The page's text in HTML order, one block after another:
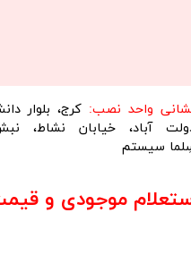
واحد نصب: کرج، بلوار
سیستم​​​​​​​
موجودی و